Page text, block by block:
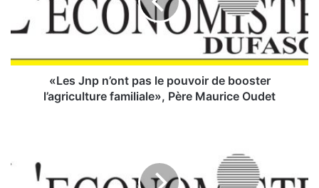
p
’
l
«Les Jnp n’ont pas le pouvoir de booster
l’agriculture familiale», Père Maurice Oudet